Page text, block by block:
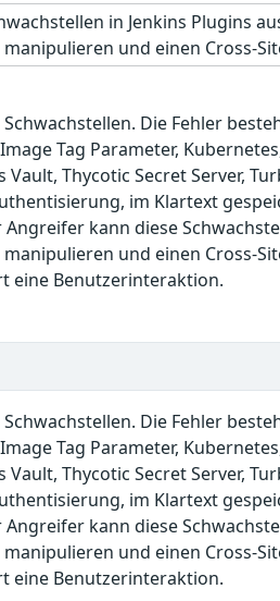
in Jenkins Plugins
und einen Cross-
Die Fehler
Tag Parameter,
Vault, Thycotic Secret Server,
im Klartext
kann diese
und einen Cross-
eine Benutzerinteraktion.
Die Fehler
Tag Parameter,
Vault, Thycotic Secret Server,
im Klartext
kann diese
und einen Cross-
eine Benutzerinteraktion.